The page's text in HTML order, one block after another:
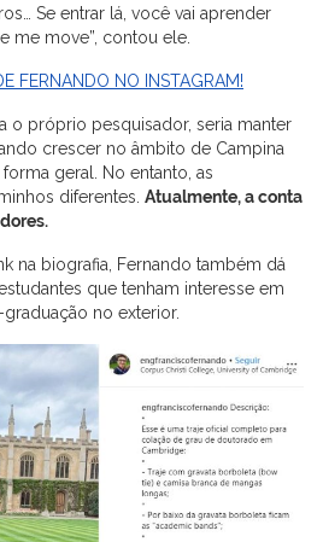
Se entrar lá, você vai aprender
me move”, contou ele.
FERNANDO NO INSTAGRAM!
o próprio pesquisador, seria manter
crescer no âmbito de Campina
geral. No entanto, as
diferentes. Atualmente, a conta
na biografia, Fernando também dá
que tenham interesse em
no exterior.